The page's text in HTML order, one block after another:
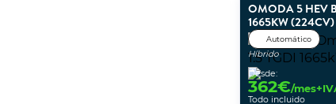
OMODA 5 HEV
1665KW (224CV)
Automático
Híbrido
Desde:
362€/
Todo incluido